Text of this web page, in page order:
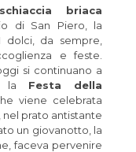
schiaccia briaca
di San Piero, la
da sempre,
e feste.
si continuano a
la Festa della
viene celebrata
nel prato antistante
un giovanotto, la
faceva pervenire